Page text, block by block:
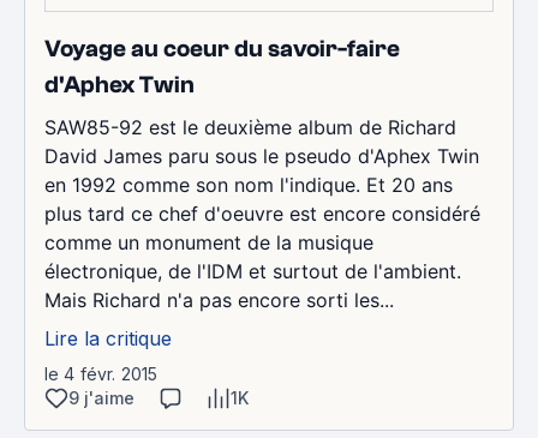
Voyage au coeur du savoir-faire
d'Aphex Twin
SAW85-92 est le deuxième album de Richard
David James paru sous le pseudo d'Aphex Twin
en 1992 comme son nom l'indique. Et 20 ans
plus tard ce chef d'oeuvre est encore considéré
comme un monument de la musique
électronique, de l'IDM et surtout de l'ambient.
Mais Richard n'a pas encore sorti les...
Lire la critique
le 4 févr. 2015
9 j'aime
1K